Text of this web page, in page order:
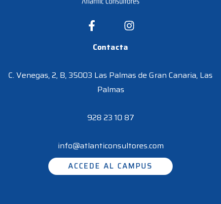
Contacta
C. Venegas, 2, B, 35003 Las Palmas de Gran Canaria, Las
Palmas
928 23 10 87
info@atlanticonsultores.com
ACCEDE AL CAMPUS